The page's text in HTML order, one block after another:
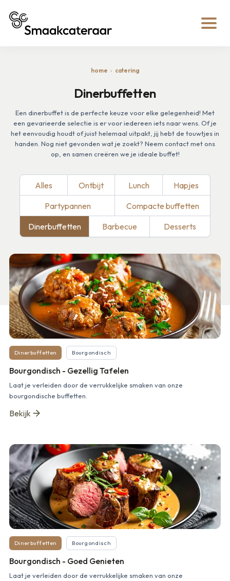
home catering
Dinerbuffetten
Een dinerbuffet is de perfecte keuze voor elke gelegenheid! Met
een gevarieerde selectie is er voor iedereen iets naar wens. Of je
het eenvoudig houdt of juist helemaal uitpakt, jij hebt de touwtjes in
handen. Nog niet gevonden wat je zoekt? Neem contact met ons
op, en samen creëren we je ideale buffet!
Alles Ontbijt Lunch
Hapjes
Partypannen
Compacte buffetten
Dinerbuffetten
Barbecue Desserts
Dinerbuffetten Bourgondisch
Bourgondisch - Gezellig Tafelen
Laat je verleiden door de verrukkelijke smaken van onze
bourgondische buffetten.
Bekijk
Dinerbuffetten Bourgondisch
Bourgondisch - Goed Genieten
Laat je verleiden door de verrukkelijke smaken van onze